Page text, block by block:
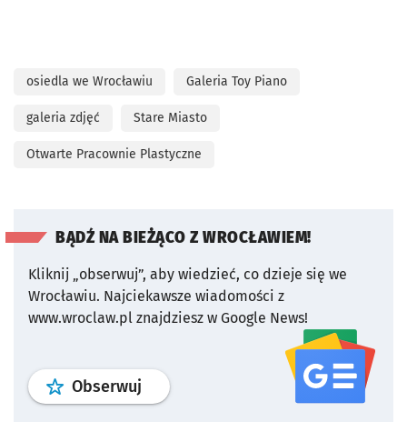
osiedla we Wrocławiu Galeria Toy Piano
galeria zdjęć Stare Miasto
Otwarte Pracownie Plastyczne
BĄDŹ NA BIEŻĄCO Z WROCŁAWIEM!
Kliknij „obserwuj”, aby wiedzieć, co dzieje się we
Wrocławiu. Najciekawsze wiadomości z
www.wroclaw.pl znajdziesz w Google News!
Obserwuj profil serwisu